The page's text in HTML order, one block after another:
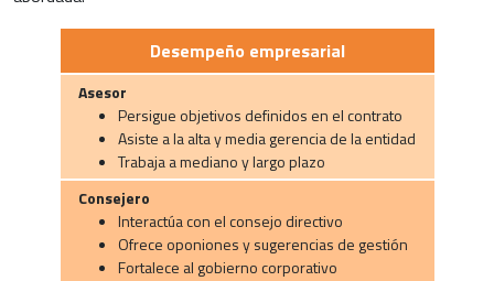
Desempeño empresarial
Asesor
Persigue objetivos definidos en el contrato
Asiste a la alta y media gerencia de la entidad
Trabaja a mediano y largo plazo
Consejero
Interactúa con el consejo directivo
Ofrece oponiones y sugerencias de gestión
Fortalece al gobierno corporativo